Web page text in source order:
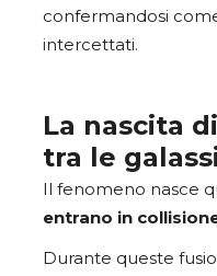
confermandosi
intercettati.
La nascita
tra le
Il fenomeno nasce
entrano in
Durante queste